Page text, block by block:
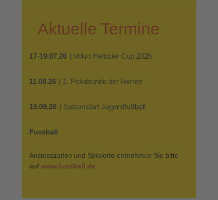
Aktuelle Termine
17-19.07.26 | Volvo Heinzler Cup 2026
11.08.26 | 1. Pokalrunde der Herren
19.09.26 | Saisonstart Jugendfußball
Fussball
Anstosszeiten und Spielorte entnehmen Sie bitte
auf www.fussball.de